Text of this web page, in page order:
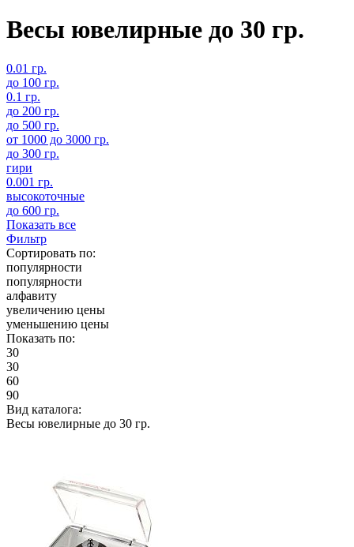
Весы ювелирные до 30 гр.
0.01 гр.
до 100 гр.
0.1 гр.
до 200 гр.
до 500 гр.
от 1000 до 3000 гр.
до 300 гр.
гири
0.001 гр.
высокоточные
до 600 гр.
Показать все
Фильтр
Сортировать по:
популярности
популярности
алфавиту
увеличению цены
уменьшению цены
Показать по:
30
30
60
90
Вид каталога:
Весы ювелирные до 30 гр.